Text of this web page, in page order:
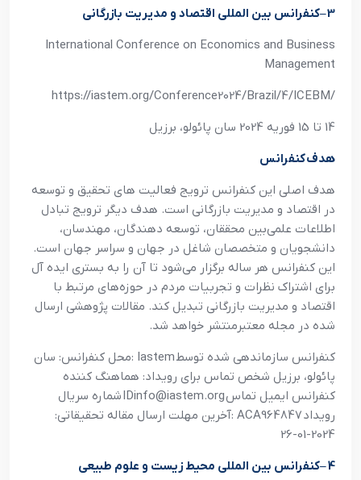
3
–کنفرانس بين المللي اقتصاد و مديريت بازرگاني
International Conference on Economics and Business
Management
https://iastem.org/Conference2024/Brazil/4/ICEBM/
14 تا 15 فوريه 2024 سان پائولو، برزيل
هدف کنفرانس
هدف اصلي اين کنفرانس ترويج فعاليت هاي تحقيق و توسعه
در اقتصاد و مديريت بازرگاني است. هدف ديگر ترويج تبادل
اطلاعات علمي‌بين محققان، توسعه دهندگان، مهندسان،
دانشجويان و متخصصان شاغل در جهان و سراسر جهان است.
اين کنفرانس هر ساله برگزار مي‌شود تا آن را به بستري ايده آل
براي اشتراک نظرات و تجربيات مردم در حوزه‌هاي مرتبط با
اقتصاد و مديريت بازرگاني تبديل کند. مقالات پژوهشي ارسال
شده در مجله معتبرمنتشر خواهد شد.
کنفرانس سازماندهي شده توسط: Iastemمحل کنفرانس: سان
پائولو، برزيل شخص تماس براي رويداد: هماهنگ کننده
کنفرانس ايميل تماسIDinfo@iastem.orgشماره سريال
رويداد: ACA964847آخرين مهلت ارسال مقاله تحقيقاتي:
2024-01-26
4
–کنفرانس بين المللي محيط زيست و علوم طبيعي